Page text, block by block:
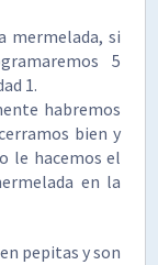
mermelada, si
5
1.
habremos
bien y
le hacemos el
en la
pepitas y son